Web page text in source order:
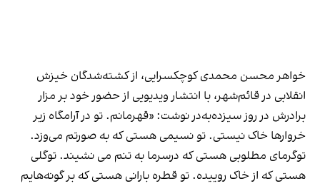
خواهر محسن محمدی کوچکسرایی، از کشته‌شدگان خیزش
انقلابی در قائم‌شهر، با انتشار ویدیویی از حضور خود بر مزار
برادرش در روز سیزده‌به‌در نوشت: «قهرمانم. تو در آرامگاه زیر
خروارها خاک نیستی. تو نسیمی هستی که به صورتم می‌وزد.
توگرمای مطلوبی هستی که درسرما به تنم می نشیند. توگلی
هستی که از خاک روییده. تو قطره بارانی هستی که بر گونه‌هایم